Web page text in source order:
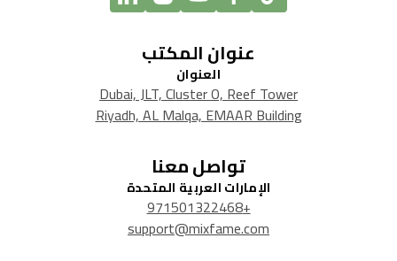
عنوان المكتب
العنوان
Dubai, JLT, Cluster O, Reef Tower
Riyadh, AL Malqa, EMAAR Building
تواصل معنا
الإمارات العربية المتحدة
+971501322468
support@mixfame.com